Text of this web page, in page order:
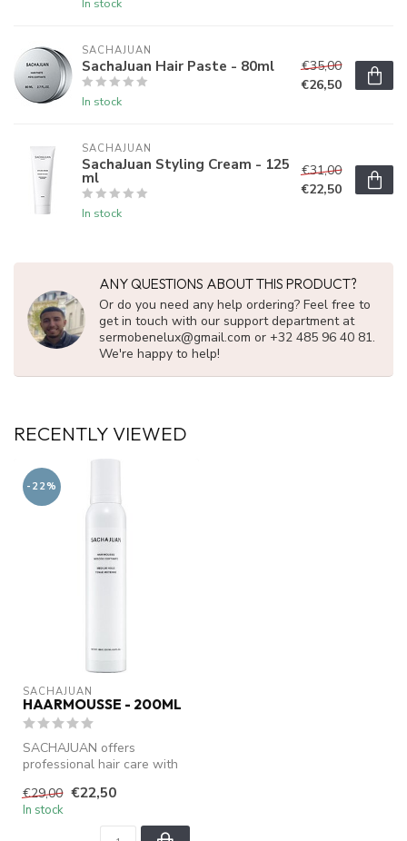
In stock
SACHAJUAN
SachaJuan Hair Paste - 80ml
In stock
€35,00
€26,50
SACHAJUAN
SachaJuan Styling Cream - 125
ml
In stock
€31,00
€22,50
ANY QUESTIONS ABOUT THIS PRODUCT?
Or do you need any help ordering? Feel free to
get in touch with our support department at
sermobenelux@gmail.com or +32 485 96 40 81.
We're happy to help!
RECENTLY VIEWED
-22%
SACHAJUAN
HAARMOUSSE - 200ML
SACHAJUAN offers
professional hair care with
Nourishes, s...
€29,00 €22,50
In stock